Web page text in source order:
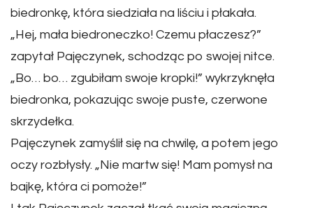
biedronkę, która siedziała na liściu i płakała.
„Hej, mała biedroneczko! Czemu płaczesz?”
zapytał Pajęczynek, schodząc po swojej nitce.
„Bo… bo… zgubiłam swoje kropki!” wykrzyknęła
biedronka, pokazując swoje puste, czerwone
skrzydełka.
Pajęczynek zamyślił się na chwilę, a potem jego
oczy rozbłysły. „Nie martw się! Mam pomysł na
bajkę, która ci pomoże!”